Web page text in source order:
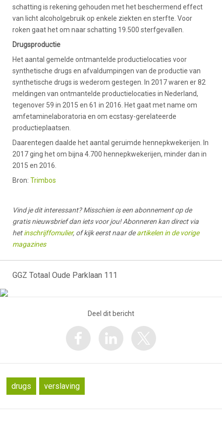
schatting is rekening gehouden met het beschermend effect
van licht alcoholgebruik op enkele ziekten en sterfte. Voor
roken gaat het om naar schatting 19.500 sterfgevallen.
Drugsproductie
Het aantal gemelde ontmantelde productielocaties voor
synthetische drugs en afvaldumpingen van de productie van
synthetische drugs is wederom gestegen. In 2017 waren er 82
meldingen van ontmantelde productielocaties in Nederland,
tegenover 59 in 2015 en 61 in 2016. Het gaat met name om
amfetaminelaboratoria en om ecstasy-gerelateerde
productieplaatsen.
Daarentegen daalde het aantal geruimde hennepkwekerijen. In
2017 ging het om bijna 4.700 hennepkwekerijen, minder dan in
2015 en 2016.
Bron: Trimbos
Vind je dit interessant? Misschien is een abonnement op de
gratis nieuwsbrief dan iets voor jou! Abonneren kan direct via
hetinschrijffomulier, of kijk eerst naar deartikelen in de vorige
magazines
GGZ Totaal Oude Parklaan 111
Deel dit bericht
drugs verslaving